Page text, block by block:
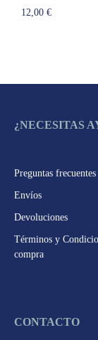
12,00 €
¿NECESITAS
Preguntas frecuentes
Envíos
Devoluciones
Términos y
compra
CONTACTO